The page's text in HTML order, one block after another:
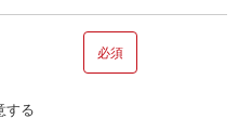
必須
する